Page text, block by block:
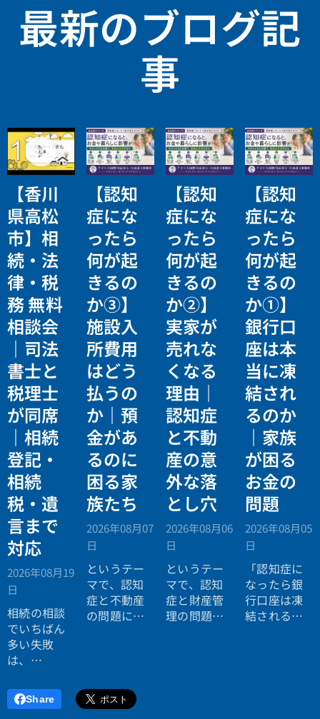
最新のブログ記
事
【香川
県高松
市】相
続・法
律・税
務 無料
相談会
｜司法
書士と
税理士
が同席
｜相続
登記・
相続
税・遺
言まで
対応
2026年08月19
日
相続の相談
でいちばん
多い失敗
は、
行ったら登
記の話がで
【認知
症にな
ったら
何が起
きるの
か③】
施設入
所費用
はどう
払うの
か｜預
金があ
るのに
困る家
族たち
2026年08月07
日
というテー
マで、認知
症と不動産
の問題につ
【認知
症にな
ったら
何が起
きるの
か②】
実家が
売れな
くなる
理由｜
認知症
と不動
産の意
外な落
とし穴
2026年08月06
日
というテー
マで、認知
症と財産管
理の問題に
【認知
症にな
ったら
何が起
きるの
か①】
銀行口
座は本
当に凍
結され
るのか
｜家族
が困る
お金の
問題
2026年08月05
日
「認知症に
なったら銀
行口座は凍
結されると
Share